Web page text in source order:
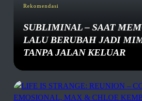
Rekomendasi
SUBLIMINAL – SAAT
LALU BERUBAH JADI
TANPA JALAN KELUAR